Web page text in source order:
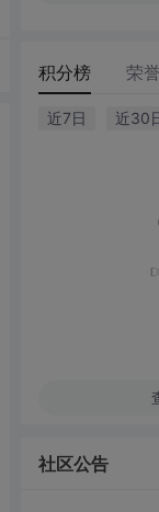
积分榜 荣
近7日 近30
社区公告